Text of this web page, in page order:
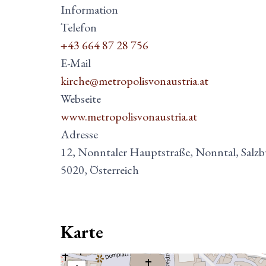
Information
Telefon
+43 664 87 28 756
E-Mail
kirche@metropolisvonaustria.at
Webseite
www.metropolisvonaustria.at
Adresse
12, Nonntaler Hauptstraße, Nonntal,
5020, Österreich
Karte